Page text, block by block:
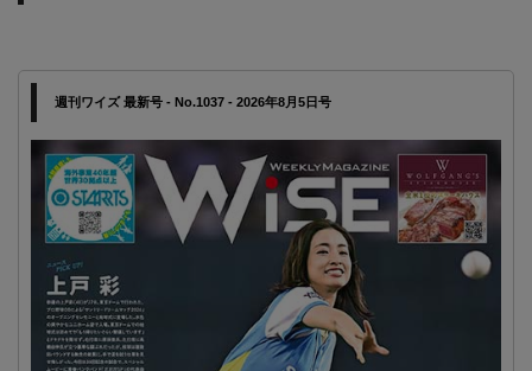
週刊ワイズ 最新号 - No.1037 - 2026年8月5日号